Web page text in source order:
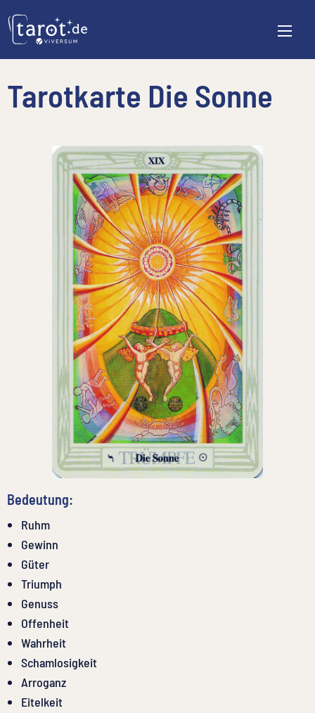
Tarotkarte Die Sonne
Bedeutung:
Ruhm
Gewinn
Güter
Triumph
Genuss
Offenheit
Wahrheit
Schamlosigkeit
Arroganz
Eitelkeit